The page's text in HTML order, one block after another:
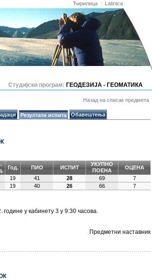
Ћирилица | Latinica
Студијски програм: ГЕОДЕЗИЈА - ГЕОМАТИКА
Назад на списак предмета
Резултати испита Обавештења
Год. ПИО ИСПИТ
УКУПНО
ПОЕНА
ОЦЕНА
19 41 28 69
7
19 40 26 66 7
у кабинету 3 у 9:30 часова.
Предметни наставник